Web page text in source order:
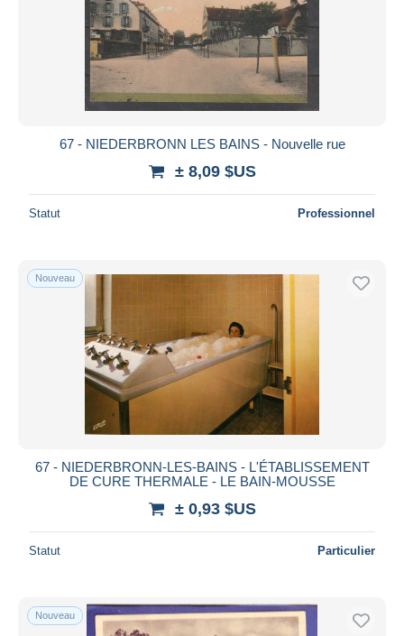
67 - NIEDERBRONN LES BAINS - Nouvelle rue
± 8,09 $US
Statut Professionnel
Nouveau
67 - NIEDERBRONN-LES-BAINS - L'ÉTABLISSEMENT
DE CURE THERMALE - LE BAIN-MOUSSE
± 0,93 $US
Statut Particulier
Nouveau